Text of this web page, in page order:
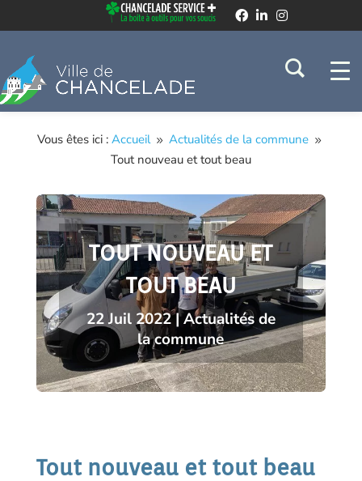
Vous êtes ici :Accueil 9 Actualités de la commune 9
Tout nouveau et tout beau
TOUT NOUVEAU ET
TOUT BEAU
22 Juil 2022|Actualités de
la commune
Tout nouveau et tout beau